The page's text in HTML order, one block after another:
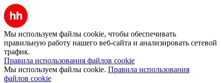
Мы используем файлы cookie, чтобы обеспечивать
правильную работу нашего веб-сайта и анализировать сетевой
трафик.
Правила использования файлов cookie
Мы используем файлы cookie. Правила использования
файлов cookie